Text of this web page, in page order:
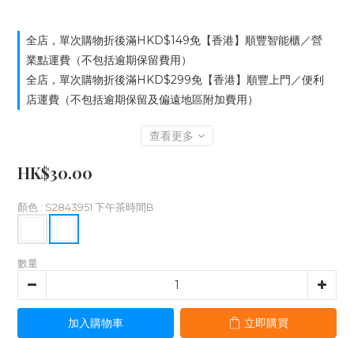
全店，單次購物折後滿HKD$149免【香港】順豐智能櫃／營
業點運費（不包括逾期保留費用）
全店，單次購物折後滿HKD$299免【香港】順豐上門／便利
店運費（不包括逾期保留及偏遠地區附加費用）
查看更多
HK$30.00
顏色 : S2843951 下午茶時間B
數量
加入購物車 立即購買